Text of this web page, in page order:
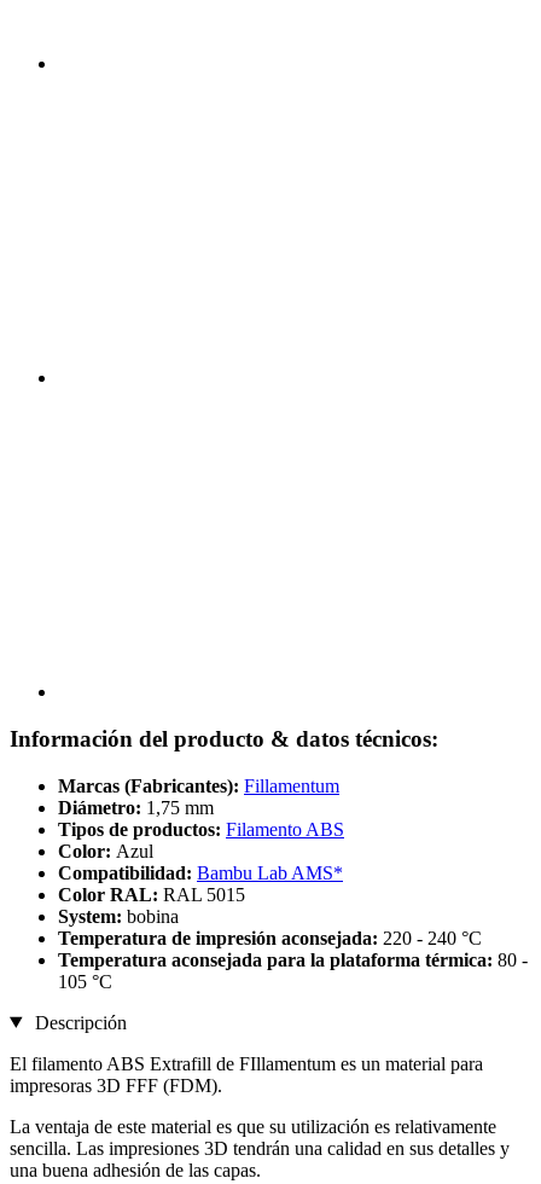
Información del producto & datos técnicos:
Marcas (Fabricantes): Fillamentum
Diámetro: 1,75 mm
Tipos de productos: Filamento ABS
Color: Azul
Compatibilidad: Bambu Lab AMS*
Color RAL: RAL 5015
System: bobina
Temperatura de impresión aconsejada: 220 - 240 °C
Temperatura aconsejada para la plataforma térmica: 80 -
105 °C
Descripción
El filamento ABS Extrafill de FIllamentum es un material para
impresoras 3D FFF (FDM).
La ventaja de este material es que su utilización es relativamente
sencilla. Las impresiones 3D tendrán una calidad en sus detalles y
una buena adhesión de las capas.